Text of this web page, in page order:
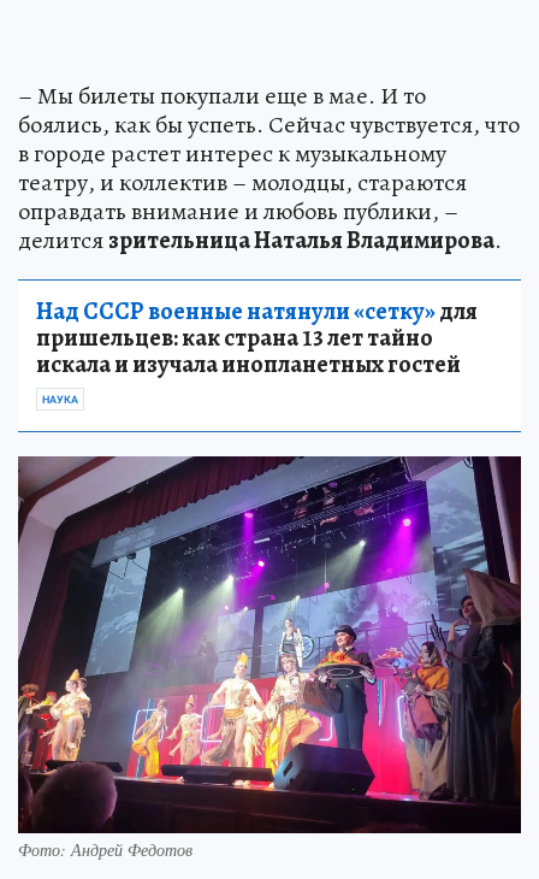
– Мы билеты покупали еще в мае. И то
боялись, как бы успеть. Сейчас чувствуется, что
в городе растет интерес к музыкальному
театру, и коллектив – молодцы, стараются
оправдать внимание и любовь публики, –
делитсязрительница Наталья Владимирова.
Над СССР военные натянули «сетку»для
пришельцев: как страна 13 лет тайно
искала и изучала инопланетных гостей
НАУКА
Фото: Андрей Федотов